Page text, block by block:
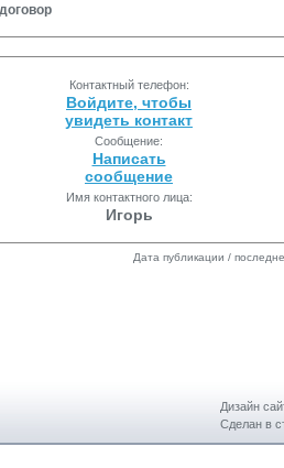
Контактный телефон:
Войдите, чтобы
увидеть контакт
Сообщение:
Написать
сообщение
Имя контактного лица:
Игорь
Дата публикации /
Дизайн
Сделан в